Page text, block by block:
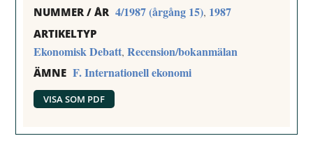
NUMMER / ÅR 4/1987 (årgång 15), 1987
ARTIKELTYP
Ekonomisk Debatt,Recension/bokanmälan
ÄMNE F. Internationell ekonomi
VISA SOM PDF